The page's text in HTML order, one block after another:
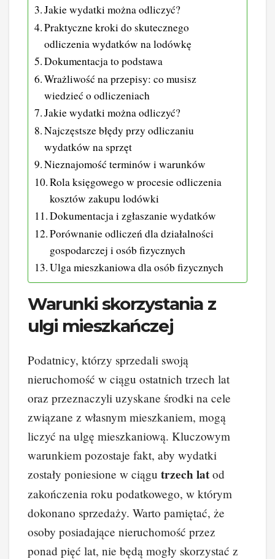
Jakie wydatki można odliczyć?
Praktyczne kroki do skutecznego
odliczenia wydatków na lodówkę
Dokumentacja to podstawa
Wrażliwość na przepisy: co musisz
wiedzieć o odliczeniach
Jakie wydatki można odliczyć?
Najczęstsze błędy przy odliczaniu
wydatków na sprzęt
Nieznajomość terminów i warunków
Rola księgowego w procesie odliczenia
kosztów zakupu lodówki
Dokumentacja i zgłaszanie wydatków
Porównanie odliczeń dla działalności
gospodarczej i osób fizycznych
Ulga mieszkaniowa dla osób fizycznych
Warunki skorzystania z
ulgi mieszkańczej
Podatnicy, którzy sprzedali swoją
nieruchomość w ciągu ostatnich trzech lat
oraz przeznaczyli uzyskane środki na cele
związane z własnym mieszkaniem, mogą
liczyć na ulgę mieszkaniową. Kluczowym
warunkiem pozostaje fakt, aby wydatki
zostały poniesione w ciągu trzech lat od
zakończenia roku podatkowego, w którym
dokonano sprzedaży. Warto pamiętać, że
osoby posiadające nieruchomość przez
ponad pięć lat, nie będą mogły skorzystać z